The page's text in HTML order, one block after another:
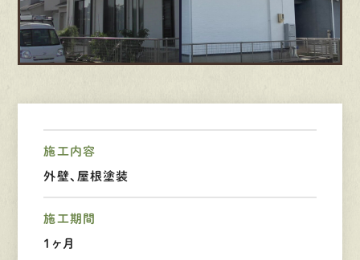
有資格者が、無料建物診断いたします!!
0120-44-2605
施工内容
外壁、屋根塗装
施工期間
1ヶ月